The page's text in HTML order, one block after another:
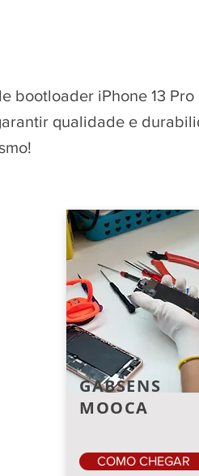
bootloader iPhone 13
qualidade e
GABSENS
MOOCA
COMO CHEGAR